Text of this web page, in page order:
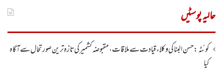
حالیہ پوسٹیں
کوئٹہ:حسن البنا کی وکلاء قیادت سے ملاقات، مقبوضہ کشمیرکی تازہ ترین صورتحال سے آگاہ
کیا